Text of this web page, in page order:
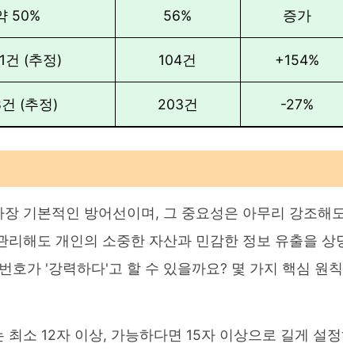
50% 56% 증가
건 (추정) 104건 +154%
(추정) 203건 -27%
기본적인 방어선이며, 그 중요성은 아무리 강조해도
해도 개인의 소중한 자산과 민감한 정보 유출을 상
호가 '강력하다'고 할 수 있을까요? 몇 가지 핵심 원칙
소 12자 이상, 가능하다면 15자 이상으로 길게 설